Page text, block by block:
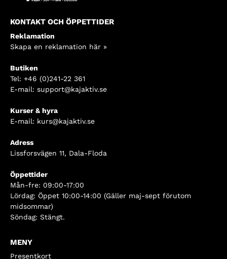
KONTAKT OCH ÖPPETTIDER
Reklamation
Skapa en reklamation här »
Butiken
Tel: +46 (0)241-22 361
E-mail: support@kajaktiv.se
Kurser & hyra
E-mail: kurs@kajaktiv.se
Adress
Lissforsvägen 11, Dala-Floda
Öppettider
Mån-fre: 09:00-17:00
Lördag: Öppet 10:00-14:00 (Gäller maj-sept förutom
midsommar)
Söndag: Stängt.
MENY
Presentkort